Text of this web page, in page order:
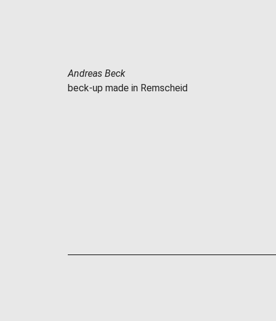
Andreas Beck
beck-up made in Remscheid